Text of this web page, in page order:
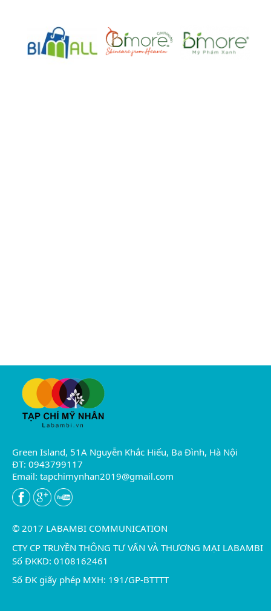
Green Island, 51A Nguyễn Khắc Hiếu, Ba Đình, Hà Nội
ĐT: 0943799117
Email: tapchimynhan2019@gmail.com
© 2017 LABAMBI COMMUNICATION
CTY CP TRUYỀN THÔNG TƯ VẤN VÀ THƯƠNG MẠI LABAMBI
Số ĐKKD: 0108162461
Số ĐK giấy phép MXH: 191/GP-BTTTT